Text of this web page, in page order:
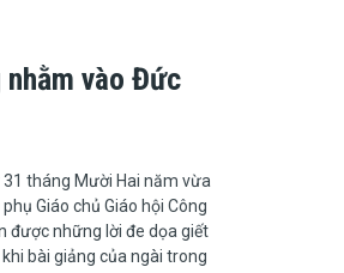
vào Đức
tháng Mười Hai năm vừa
Giáo chủ Giáo hội Công
được những lời đe dọa giết
bài giảng của ngài trong